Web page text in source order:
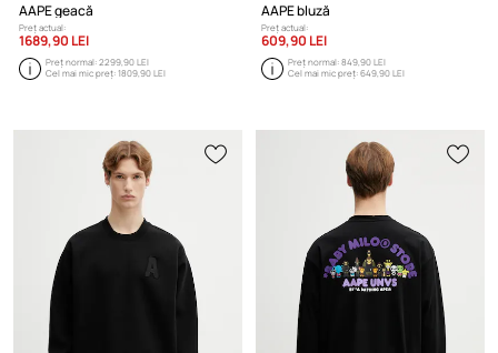
AAPE geacă
Preț actual:
1689,90 LEI
Preț normal:2299,90 LEI
Cel mai mic preț:1809,90 LEI
AAPE bluză
Preț actual:
609,90 LEI
Preț normal:849,90 LEI
Cel mai mic preț:649,90 LEI